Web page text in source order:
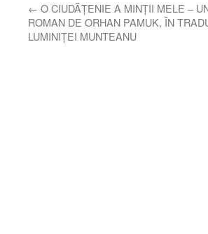
← O CIUDĂȚENIE A MINȚII MELE –
ROMAN DE ORHAN PAMUK, ÎN
LUMINIȚEI MUNTEANU